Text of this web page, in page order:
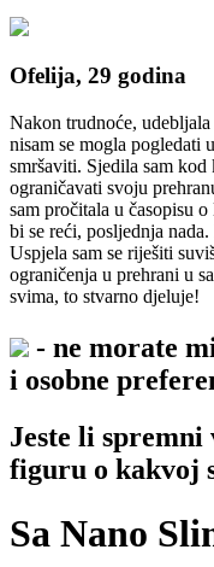
Ofelija, 29 godina
Nakon trudnoće,
nisam se mogla pogledati
smršaviti. Sjedila sam
ograničavati svoju
sam pročitala u časopisu
bi se reći, posljednja
Uspjela sam se riješiti
ograničenja u prehrani u
svima, to stvarno djeluje!
- ne morate
i osobne
Jeste li
figuru o kakvoj
Sa Nano